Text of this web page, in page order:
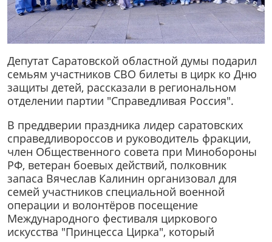
Депутат Саратовской областной думы подарил
семьям участников СВО билеты в цирк ко Дню
защиты детей, рассказали в региональном
отделении партии "Справедливая Россия".
В преддверии праздника лидер саратовских
справедливороссов и руководитель фракции,
член Общественного совета при Минобороны
РФ, ветеран боевых действий, полковник
запаса Вячеслав Калинин организовал для
семей участников специальной военной
операции и волонтёров посещение
Международного фестиваля циркового
искусства "Принцесса Цирка", который